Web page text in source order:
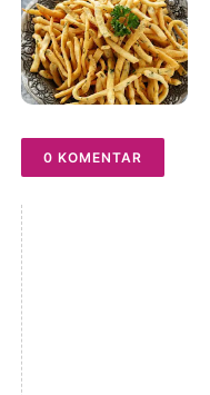
0 KOMENTAR